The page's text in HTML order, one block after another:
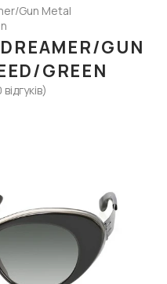
Gun Metal
GUN
GREEN
відгуків)